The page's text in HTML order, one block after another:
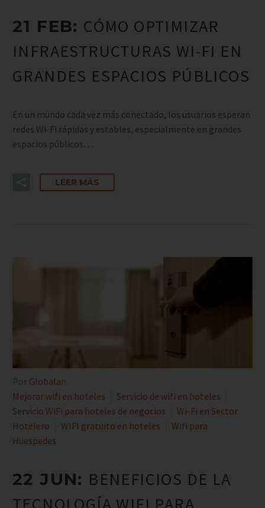
21 FEB: CÓMO OPTIMIZAR
INFRAESTRUCTURAS WI-FI EN
GRANDES ESPACIOS PÚBLICOS
En un mundo cada vez más conectado, los usuarios esperan
redes Wi-Fi rápidas y estables, especialmente en grandes
espacios públicos…
LEER MÁS
Globalan
Mejorar wifi en hoteles
Servicio de wifi en hoteles
Servicio WiFi para hoteles de negocios
Wi-Fi en Sector
Hotelero
WIFI gratuito en hoteles
Wifi para
Huespedes
22 JUN: BENEFICIOS DE LA